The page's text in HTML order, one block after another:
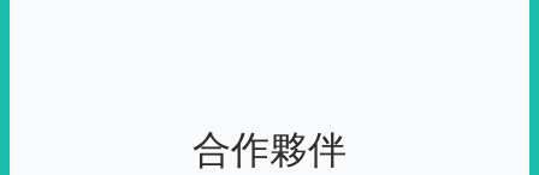
合作夥伴